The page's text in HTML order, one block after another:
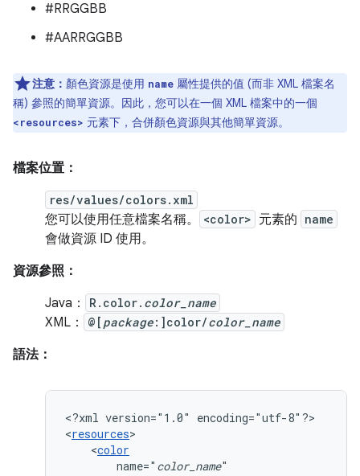
#RRGGBB
#AARRGGBB
注意： 顏色資源是使用 name 屬性提供的值 (而非 XML 檔案名
稱) 參照的簡單資源。因此，您可以在一個 XML 檔案中的一個
<resources> 元素下，合併顏色資源與其他簡單資源。
檔案位置：
res/values/colors.xml
您可以使用任意檔案名稱。 <color> 元素的 name
會做資源 ID 使用。
資源參照：
Java：
R.color. color_name
XML： @[ package:]color/color_name
語法：
<?xml version="1.0"
encoding="utf-8"?>
<resources
<color
name=" color_name